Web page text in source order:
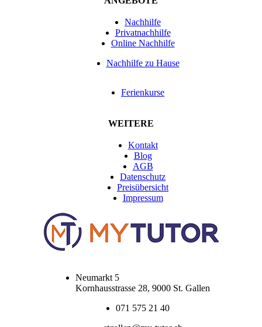
Nachhilfe
Privatnachhilfe
Online Nachhilfe
Nachhilfe zu Hause
Ferienkurse
WEITERE
Kontakt
Blog
AGB
Datenschutz
Preisübersicht
Impressum
Neumarkt 5
Kornhausstrasse 28, 9000 St. Gallen
071 575 21 40